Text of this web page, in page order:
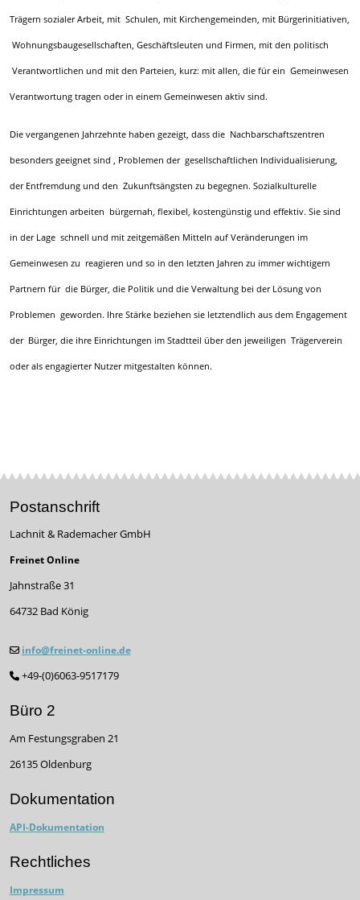
Trägern sozialer Arbeit, mit Schulen, mit Kirchengemeinden, mit Bürgerinitiativen,
Wohnungsbaugesellschaften, Geschäftsleuten und Firmen, mit den politisch
Verantwortlichen und mit den Parteien, kurz: mit allen, die für ein Gemeinwesen
Verantwortung tragen oder in einem Gemeinwesen aktiv sind.
Die vergangenen Jahrzehnte haben gezeigt, dass die Nachbarschaftszentren
besonders geeignet sind , Problemen der gesellschaftlichen Individualisierung,
der Entfremdung und den Zukunftsängsten zu begegnen. Sozialkulturelle
Einrichtungen arbeiten bürgernah, flexibel, kostengünstig und effektiv. Sie sind
in der Lage schnell und mit zeitgemäßen Mitteln auf Veränderungen im
Gemeinwesen zu reagieren und so in den letzten Jahren zu immer wichtigern
Partnern für die Bürger, die Politik und die Verwaltung bei der Lösung von
Problemen geworden. Ihre Stärke beziehen sie letztendlich aus dem Engagement
der Bürger, die ihre Einrichtungen im Stadtteil über den jeweiligen Trägerverein
oder als engagierter Nutzer mitgestalten können.
Postanschrift
Lachnit & Rademacher GmbH
Freinet Online
Jahnstraße 31
64732 Bad König
info@freinet-online.de
+49-(0)6063-9517179
Büro 2
Am Festungsgraben 21
26135 Oldenburg
Dokumentation
API-Dokumentation
Rechtliches
Impressum